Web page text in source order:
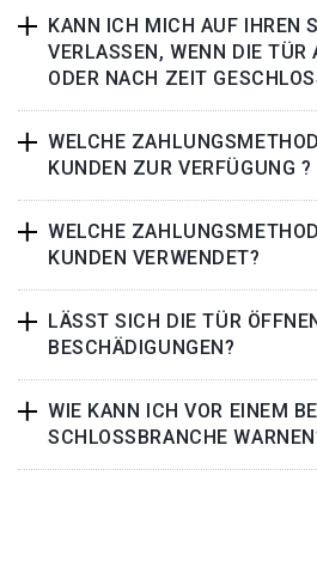
KANN ICH MICH AUF IHREN
VERLASSEN, WENN DIE TÜR
ODER NACH ZEIT
WELCHE
KUNDEN ZUR VERFÜGUNG ?
WELCHE
KUNDEN VERWENDET?
LÄSST SICH DIE TÜR
BESCHÄDIGUNGEN?
WIE KANN ICH VOR EINEM
SCHLOSSBRANCHE